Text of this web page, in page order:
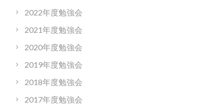
2022年度勉強会
2021年度勉強会
2020年度勉強会
2019年度勉強会
2018年度勉強会
2017年度勉強会